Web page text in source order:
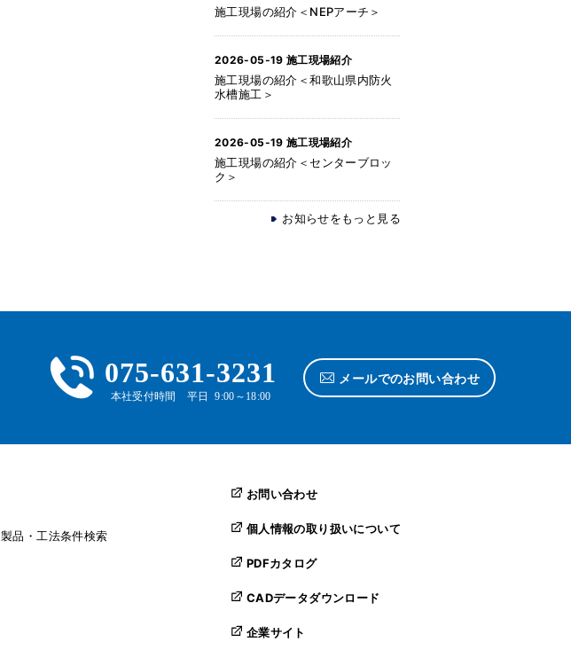
施工現場の紹介＜NEPアーチ＞
2026-05-19 施工現場紹介
施工現場の紹介＜和歌山県内防火
水槽施工＞
2026-05-19 施工現場紹介
施工現場の紹介＜センターブロッ
ク＞
お知らせをもっと見る
075-631-3231
本社受付時間 平日 9:00～18:00
メールでのお問い合わせ
製品・工法条件検索
お問い合わせ
個人情報の取り扱いについて
PDFカタログ
CADデータダウンロード
企業サイト